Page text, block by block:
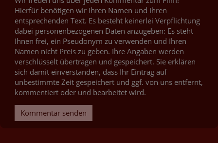
Hierfür benötigen wir Ihren Namen und Ihren
entsprechenden Text. Es besteht keinerlei Verpflichtung
dabei personenbezogenen Daten anzugeben: Es steht
Ihnen frei, ein Pseudonym zu verwenden und Ihren
Namen nicht Preis zu geben. Ihre Angaben werden
verschlüsselt übertragen und gespeichert. Sie erklären
sich damit einverstanden, dass Ihr Eintrag auf
unbestimmte Zeit gespeichert und ggf. von uns entfernt,
kommentiert oder und bearbeitet wird.
Kommentar senden